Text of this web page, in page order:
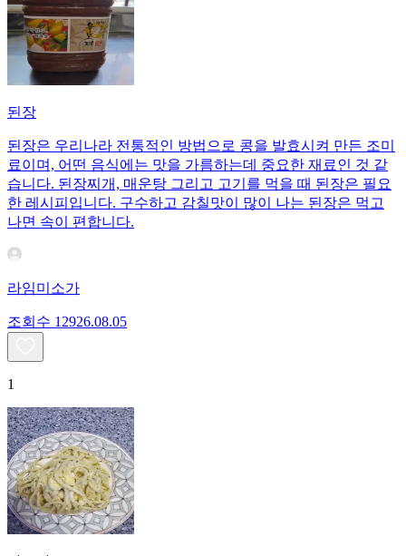
된장
된장은 우리나라 전통적인 방법으로 콩을 발효시켜 만든 조미
료이며, 어떤 음식에는 맛을 가름하는데 중요한 재료인 것 같
습니다. 된장찌개, 매운탕 그리고 고기를 먹을 때 된장은 필요
한 레시피입니다. 구수하고 감칠맛이 많이 나는 된장은 먹고
나면 속이 편합니다.
라임미소가
조회수 12926.08.05
1